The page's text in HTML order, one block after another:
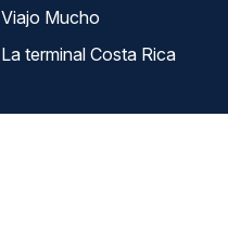
Viajo Mucho
La terminal Costa Rica